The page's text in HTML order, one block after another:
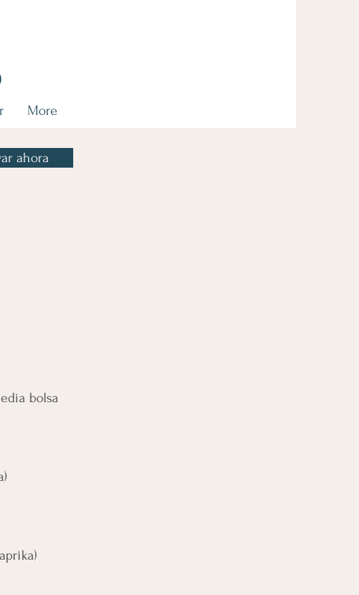
More
bolsa
ahora